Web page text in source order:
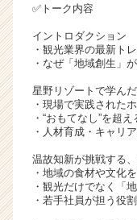
r
e
✅トーク内容
イントロダクション
・観光業界の最新ト
・なぜ「地域創生」
星野リゾートで学ん
・現場で実践された
・“おもてなし”を超
・人材育成・キャリ
温故知新が挑戦する
・地域の食材や文化
・観光だけでなく「
・若手社員が担う役